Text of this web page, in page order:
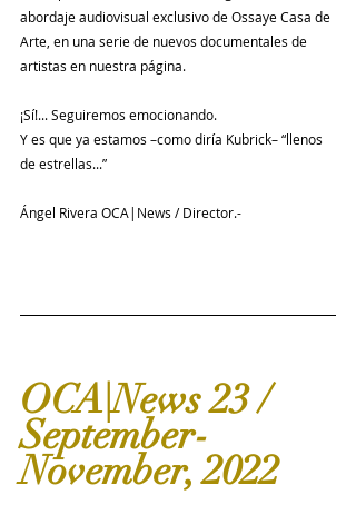
abordaje audiovisual exclusivo de Ossaye Casa de
Arte, en una serie de nuevos documentales de
artistas en nuestra página.
¡Sí!... Seguiremos emocionando.
Y es que ya estamos –como diría Kubrick– “llenos
de estrellas...”
Ángel Rivera OCA|News / Director.-
OCA|News 23 /
September-
November, 2022